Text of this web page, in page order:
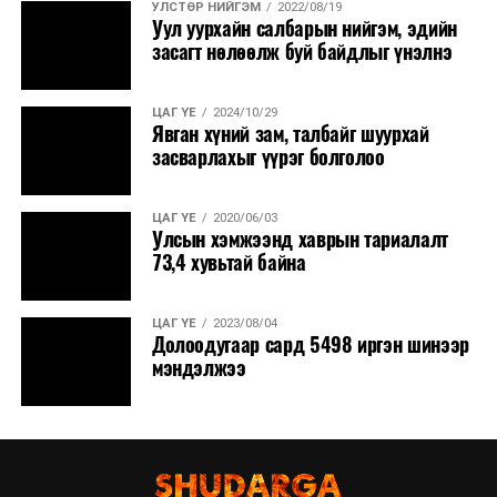
Улаанбаатарт өдөртөө 14 хэм дулаан
УЛСТӨР НИЙГЭМ 2022/08/19
Уул уурхайн салбарын нийгэм, эдийн
засагт нөлөөлж буй байдлыг үнэлнэ
ЦАГ ҮЕ 2024/10/29
Явган хүний зам, талбайг шуурхай
засварлахыг үүрэг болголоо
ЦАГ ҮЕ 2020/06/03
Улсын хэмжээнд хаврын тариалалт
73,4 хувьтай байна
ЦАГ ҮЕ 2023/08/04
Долоодугаар сард 5498 иргэн шинээр
мэндэлжээ